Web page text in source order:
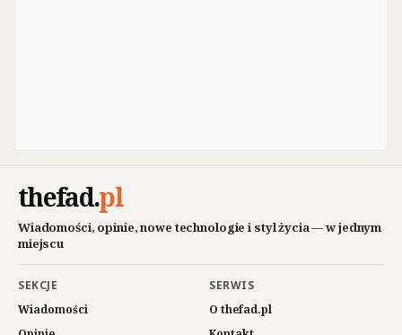
thefad.pl
Wiadomości, opinie, nowe technologie i styl życia — w jednym
miejscu
SEKCJE
Wiadomości
SERWIS
O thefad.pl